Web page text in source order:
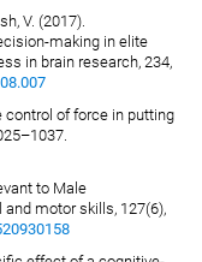
V. (2017).
making in elite
in brain research, 234,
control of force in putting
to Male
motor skills, 127(6),